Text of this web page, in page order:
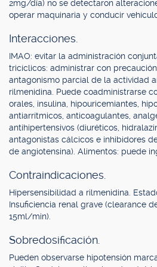
2mg/día) no se detectaron
operar maquinaria y conducir
Interacciones.
IMAO: evitar la administración
tricíclicos: administrar con
antagonismo parcial de la actividad
rilmenidina. Puede coadministrarse
orales, insulina, hipouricemiantes,
antiarrítmicos, anticoagulantes,
antihipertensivos (diuréticos,
antagonistas cálcicos e inhibidores
de angiotensina). Alimentos: puede
Contraindicaciones.
Hipersensibilidad a rilmenidina.
Insuficiencia renal grave (clearance
15ml/min).
Sobredosificación.
Pueden observarse hipotensión